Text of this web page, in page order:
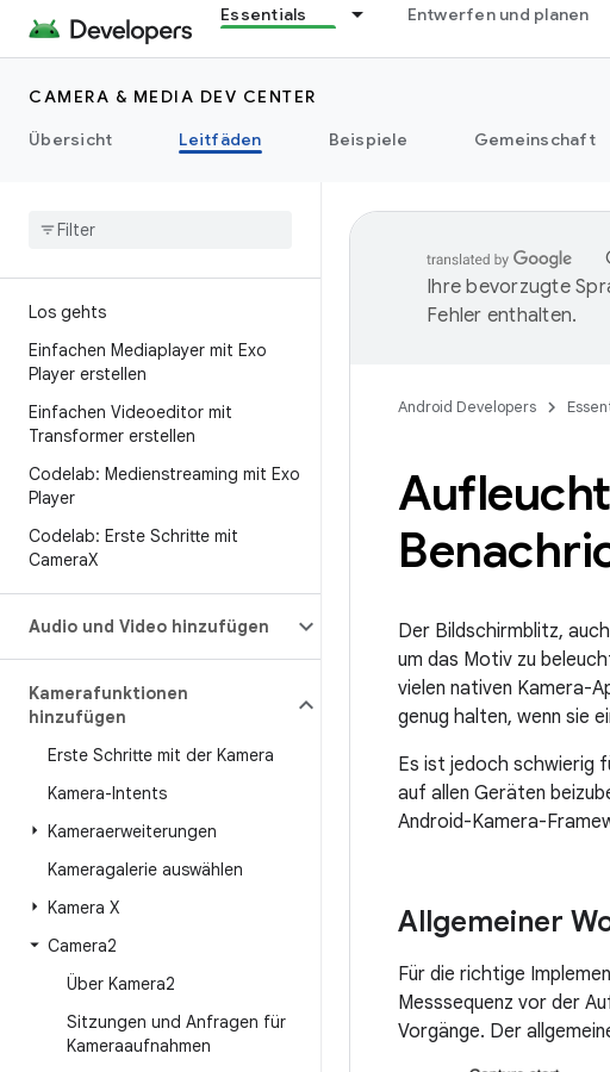
Essentials Entwerfen und planen
CAMERA & MEDIA DEV CENTER
Übersicht
Leitfäden Beispiele Gemeinschaft
Los gehts
Einfachen Mediaplayer mit Exo
Player erstellen
Einfachen Videoeditor mit
Transformer erstellen
Codelab: Medienstreaming mit Exo
Player
Codelab: Erste Schritte mit
CameraX
Audio und Video hinzufügen
Kamerafunktionen
hinzufügen
Erste Schritte mit der Kamera
Kamera-Intents
Kameraerweiterungen
Kameragalerie auswählen
Kamera X
Camera2
Über Kamera2
Sitzungen und Anfragen für
Kameraaufnahmen
Ihre bevorzugte
Fehler enthalten.
Android Developers
Der Bildschirmblitz,
um das Motiv zu
vielen nativen Kamera-
genug halten, wenn sie
Es ist jedoch schwierig
auf allen Geräten
Android-Kamera-
Allgemeiner
Für die richtige
Messsequenz vor der
Vorgänge. Der